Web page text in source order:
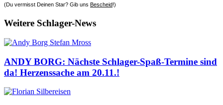
(Du vermisst Deinen Star? Gib uns Bescheid!)
Weitere Schlager-News
ANDY BORG: Nächste Schlager-Spaß-Termine sind
da! Herzenssache am 20.11.!